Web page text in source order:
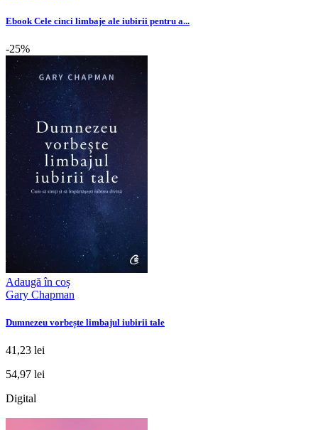
Ebook Cele cinci limbaje ale iubirii pentru a...
-25%
Adaugă în coș
Gary Chapman
Dumnezeu vorbește limbajul iubirii tale
41,23 lei
54,97 lei
Digital